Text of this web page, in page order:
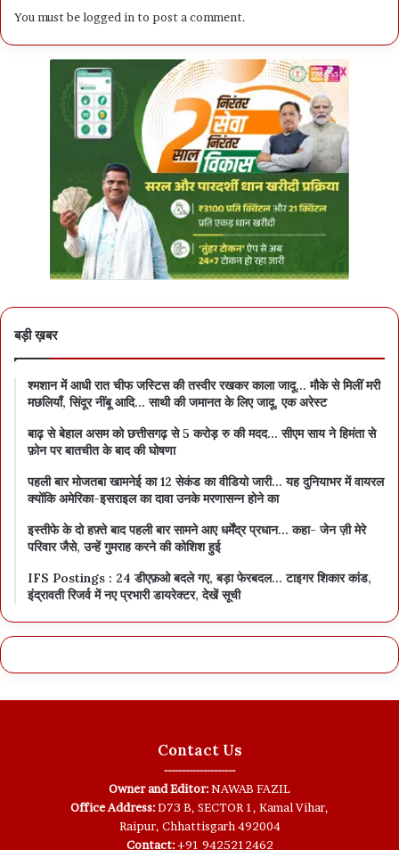
You must belogged in to post a comment.
बड़ी ख़बर
श्मशान में आधी रात चीफ जस्टिस की तस्वीर रखकर काला जादू… मौके से मिलीं मरी
मछलियाँ, सिंदूर नींबू आदि… साथी की जमानत के लिए जादू, एक अरेस्ट
बाढ़ से बेहाल असम को छत्तीसगढ़ से 5 करोड़ रु की मदद… सीएम साय ने हिमंता से
फ़ोन पर बातचीत के बाद की घोषणा
पहली बार मोजतबा खामनेई का 12 सेकंड का वीडियो जारी… यह दुनियाभर में वायरल
क्योंकि अमेरिका-इसराइल का दावा उनके मरणासन्न होने का
इस्तीफे के दो हफ़्ते बाद पहली बार सामने आए धर्मेंद्र प्रधान… कहा- जेन ज़ी मेरे
परिवार जैसे, उन्हें गुमराह करने की कोशिश हुई
IFS Postings : 24 डीएफ़ओ बदले गए, बड़ा फेरबदल… टाइगर शिकार कांड,
इंद्रावती रिजर्व में नए प्रभारी डायरेक्टर, देखें सूची
Contact Us
--------------------
Owner and Editor:NAWAB FAZIL
Office Address:D73 B, SECTOR 1, Kamal Vihar,
Raipur, Chhattisgarh 492004
Contact:+91 9425212462